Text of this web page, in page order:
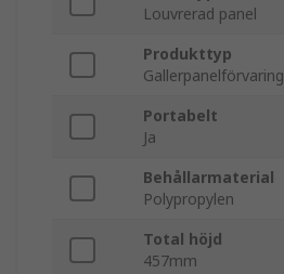
Louvrerad panel
Produkttyp
Gallerpanelförvaring
Portabelt
Ja
Behållarmaterial
Polypropylen
Total höjd
457mm